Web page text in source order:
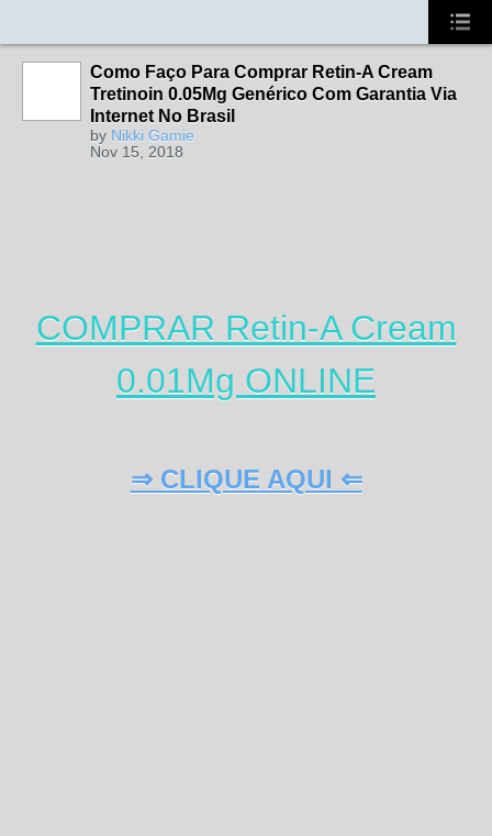
Como Faço Para Comprar Retin-A Cream
Tretinoin 0.05Mg Genérico Com Garantia Via
Internet No Brasil
by Nikki Gamie
Nov 15, 2018
COMPRAR Retin-A Cream
0.01Mg ONLINE
⇒ CLIQUE AQUI ⇐